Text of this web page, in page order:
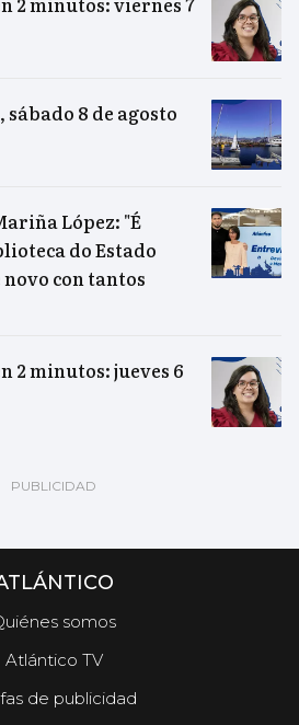
8 de agosto
López: "É
do Estado
con tantos
2 minutos: jueves 6
somos
Atlántico TV
de publicidad